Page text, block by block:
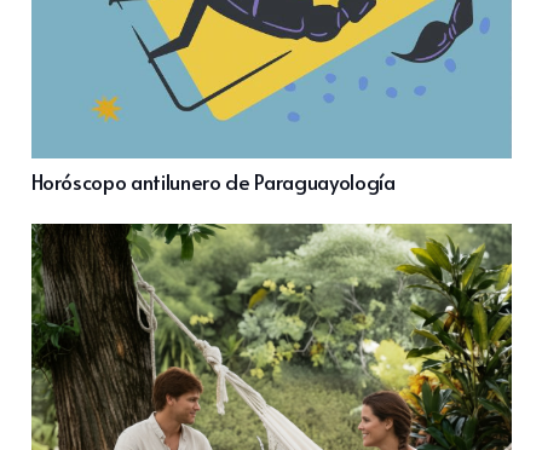
Horóscopo antilunero de Paraguayología